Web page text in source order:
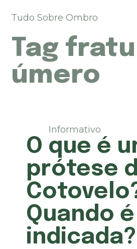
u
a
a
Tudo Sobre Ombro
Tag
úmero
Informativo
O que é
prótese
Quando é
indicada?